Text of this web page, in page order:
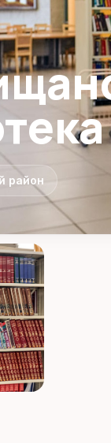
район